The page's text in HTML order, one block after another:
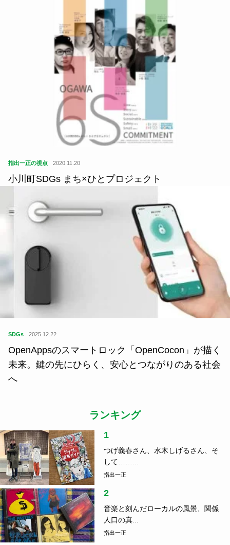
指出一正の視点 2020.11.20
小川町SDGs まち×ひとプロジェクト
SDGs 2025.12.22
OpenAppsのスマートロック「OpenCocon」が描く
未来。鍵の先にひらく、安心とつながりのある社会
へ
ランキング
1
つげ義春さん、水木しげるさん、そ
して……...
指出一正
2
音楽と刻んだローカルの風景、関係
人口の真...
指出一正